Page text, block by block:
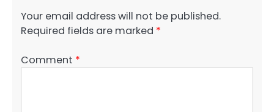
Your email address will not be published.
Required fields are marked *
Comment *